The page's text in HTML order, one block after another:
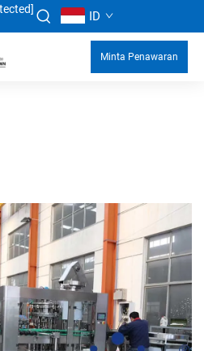
ID
Minta Penawaran